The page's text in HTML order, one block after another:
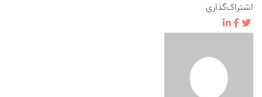
اشتراک‌گذاری